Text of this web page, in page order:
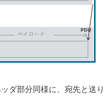
ダ部分同様に、宛先と送り